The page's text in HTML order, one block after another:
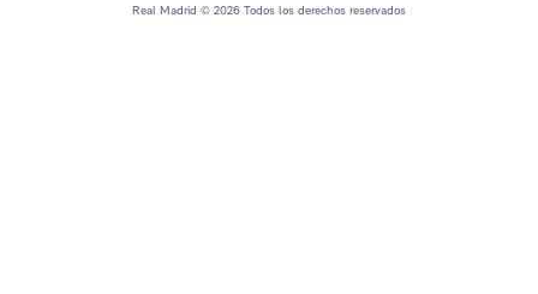
Real Madrid © 2026 Todos los derechos reservados